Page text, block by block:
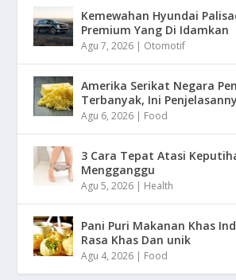
Kemewahan Hyundai
Premium Yang Di Idamkan
Agu 7, 2026 | Otomotif
Amerika Serikat Negara
Terbanyak, Ini
Agu 6, 2026 | Food
3 Cara Tepat Atasi
Mengganggu
Agu 5, 2026 | Health
Pani Puri Makanan Khas
Rasa Khas Dan unik
Agu 4, 2026 | Food